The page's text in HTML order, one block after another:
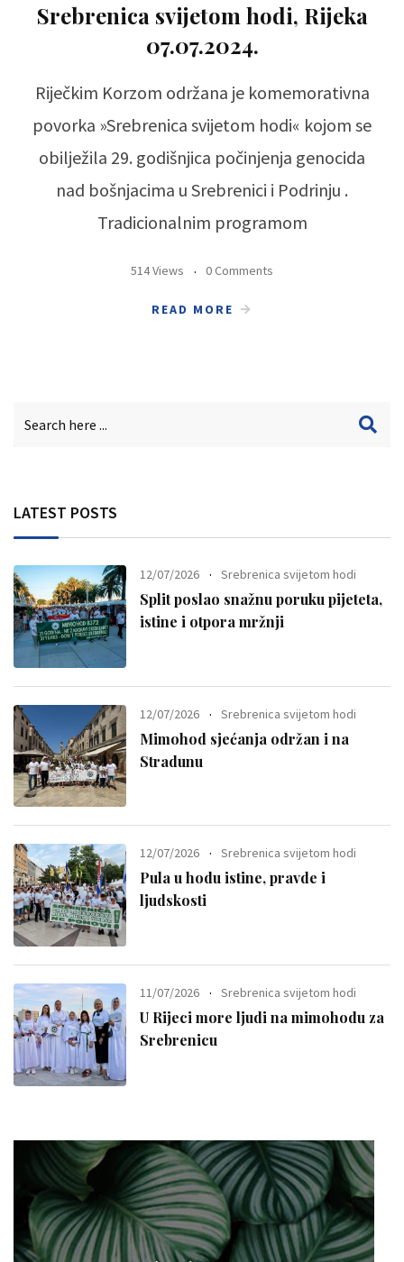
Srebrenica svijetom hodi, Rijeka
07.07.2024.
Riječkim Korzom održana je komemorativna
povorka »Srebrenica svijetom hodi« kojom se
obilježila 29. godišnjica počinjenja genocida
nad bošnjacima u Srebrenici i Podrinju .
Tradicionalnim programom
514 Views 0 Comments
READ MORE
LATEST POSTS
12/07/2026 Srebrenica svijetom hodi
Split poslao snažnu poruku pijeteta,
istine i otpora mržnji
12/07/2026 Srebrenica svijetom hodi
Mimohod sjećanja održan i na
Stradunu
12/07/2026 Srebrenica svijetom hodi
Pula u hodu istine, pravde i
ljudskosti
11/07/2026 Srebrenica svijetom hodi
U Rijeci more ljudi na mimohodu za
Srebrenicu